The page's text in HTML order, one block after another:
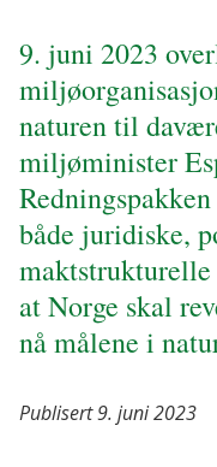
9. juni 2023
naturen til
miljøminister
både juridiske,
at Norge skal
nå målene i
Publisert 9. juni 2023